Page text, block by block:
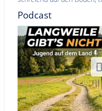
Podcast